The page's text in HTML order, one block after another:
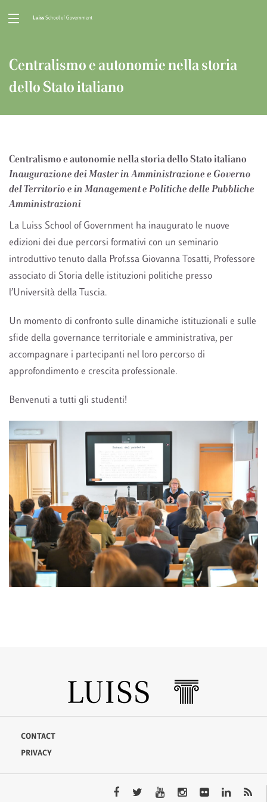
Centralismo e autonomie nella storia
dello Stato italiano
Centralismo e autonomie nella storia dello Stato italiano
Inaugurazione dei Master in Amministrazione e Governo
del Territorio e in Management e Politiche delle Pubbliche
Amministrazioni
La Luiss School of Government ha inaugurato le nuove
edizioni dei due percorsi formativi con un seminario
introduttivo tenuto dalla Prof.ssa Giovanna Tosatti, Professore
associato di Storia delle istituzioni politiche presso
l’Università della Tuscia.
Un momento di confronto sulle dinamiche istituzionali e sulle
sfide della governance territoriale e amministrativa, per
accompagnare i partecipanti nel loro percorso di
approfondimento e crescita professionale.
Benvenuti a tutti gli studenti!
CONTACT
PRIVACY